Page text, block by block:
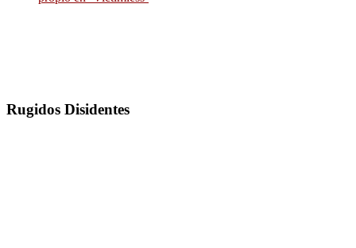
Rugidos Disidentes